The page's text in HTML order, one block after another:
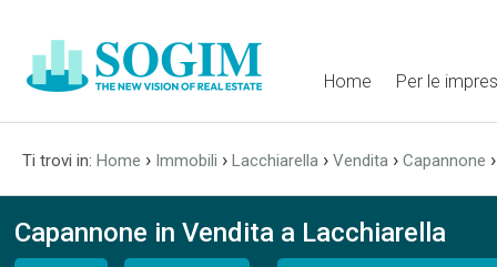
Home Per le
Ti trovi in: Home › Immobili › Lacchiarella › Vendita › Capannone
Capannone in Vendita a Lacchiarella